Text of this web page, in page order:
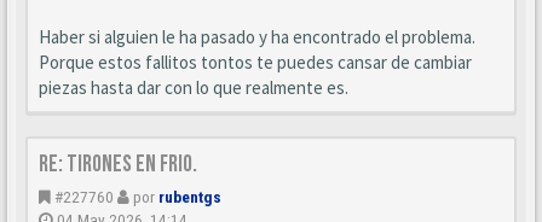
Haber si alguien le ha pasado y ha encontrado el problema.
Porque estos fallitos tontos te puedes cansar de cambiar
piezas hasta dar con lo que realmente es.
Re: Tirones en frio.
#227760 por rubentgs